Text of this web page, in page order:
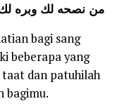
من نصحه لك وبره
bagi sang
beberapa yang
taat dan patuhilah
bagimu.